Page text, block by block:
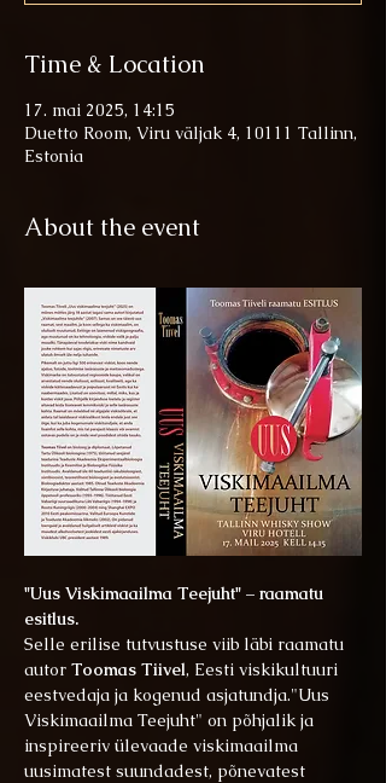
Time & Location
17. mai 2025, 14:15
Duetto Room, Viru väljak 4, 10111 Tallinn,
Estonia
About the event
"Uus Viskimaailma Teejuht" – raamatu
esitlus.
Selle erilise tutvustuse viib läbi raamatu
autor Toomas Tiivel, Eesti viskikultuuri
eestvedaja ja kogenud asjatundja."Uus
Viskimaailma Teejuht" on põhjalik ja
inspireeriv ülevaade viskimaailma
uusimatest suundadest, põnevatest